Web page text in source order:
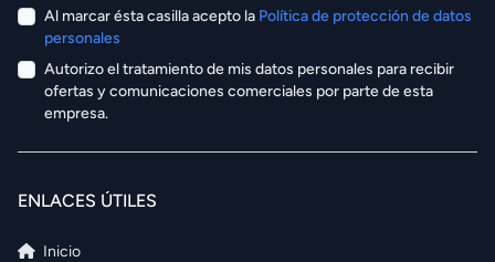
Al marcar ésta casilla acepto la Política de protección de datos
personales
Autorizo el tratamiento de mis datos personales para recibir
ofertas y comunicaciones comerciales por parte de esta
empresa.
ENLACES ÚTILES
Inicio